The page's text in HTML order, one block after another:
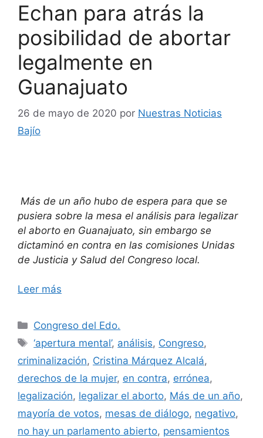
Echan para atrás la
posibilidad de abortar
legalmente en
Guanajuato
26 de mayo de 2020 por Nuestras Noticias
Bajío
Más de un año hubo de espera para que se
pusiera sobre la mesa el análisis para legalizar
el aborto en Guanajuato, sin embargo se
dictaminó en contra en las comisiones Unidas
de Justicia y Salud del Congreso local.
Leer más
Categorías
Congreso del Edo.
Etiquetas
‘apertura mental’, análisis, Congreso,
criminalización, Cristina Márquez Alcalá,
derechos de la mujer, en contra, errónea,
legalización, legalizar el aborto, Más de un año,
mayoría de votos, mesas de diálogo, negativo,
no hay un parlamento abierto, pensamientos